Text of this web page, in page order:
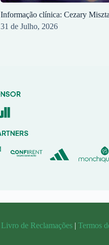
Informação clínica: Cezary Miszta
31 de Julho, 2026
Livro de Reclamações | Termos